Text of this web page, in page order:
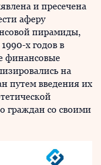
и пресечена
аферу
пирамиды,
х годов в
финансовые
на
путем введения их
граждан со своими